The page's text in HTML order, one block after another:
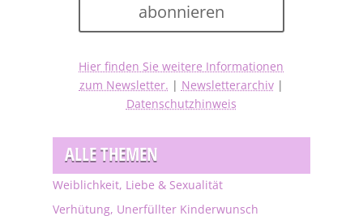
abonnieren
Hier finden Sie weitere Informationen
zum Newsletter. | Newsletterarchiv|
Datenschutzhinweis
ALLE THEMEN
Weiblichkeit, Liebe & Sexualität
Verhütung, Unerfüllter Kinderwunsch